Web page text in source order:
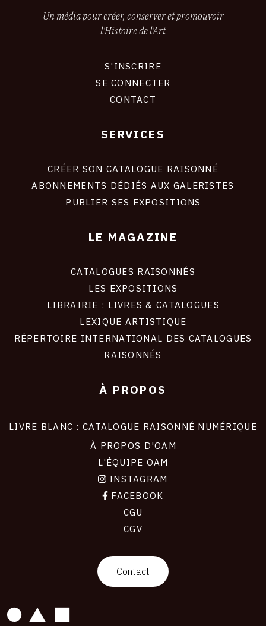
Un média pour créer, conserver et promouvoir
l'Histoire de l'Art
S'INSCRIRE
SE CONNECTER
CONTACT
SERVICES
CRÉER SON CATALOGUE RAISONNÉ
ABONNEMENTS DÉDIÉS AUX GALERISTES
PUBLIER SES EXPOSITIONS
LE MAGAZINE
CATALOGUES RAISONNÉS
LES EXPOSITIONS
LIBRAIRIE : LIVRES & CATALOGUES
LEXIQUE ARTISTIQUE
RÉPERTOIRE INTERNATIONAL DES CATALOGUES
RAISONNÉS
À PROPOS
LIVRE BLANC : CATALOGUE RAISONNÉ NUMÉRIQUE
À PROPOS D'OAM
L'ÉQUIPE OAM
INSTAGRAM
FACEBOOK
CGU
CGV
Contact